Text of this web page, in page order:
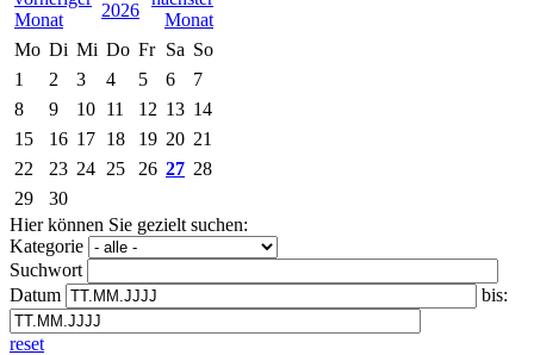
2026
Mo Di Mi Do Fr Sa So
1
2 3 4 5 6
7
8
9 10 11 12 13 14
15
16 17 18 19 20 21
22
23 24 25 26 27 28
29
30
Hier können Sie gezielt suchen:
Kategorie
Suchwort
Datum
bis:
reset